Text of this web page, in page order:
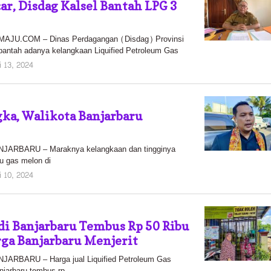
Disdag Kalsel Bantah LPG 3
– Dinas Perdagangan (Disdag) Provinsi
adanya kelangkaan Liquified Petroleum Gas
13, 2024
pratiwi
Walikota Banjarbaru
– Maraknya kelangkaan dan tingginya
gas melon di
10, 2024
pratiwi
Banjarbaru Tembus Rp 50 Ribu
Banjarbaru Menjerit
– Harga jual Liquified Petroleum Gas